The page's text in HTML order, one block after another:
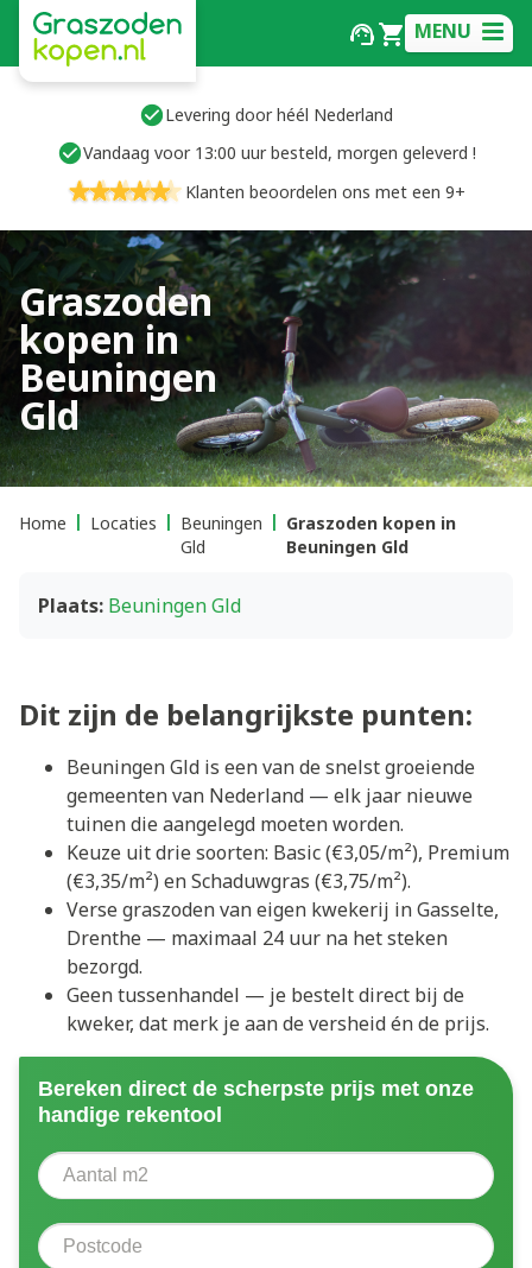
MENU
Levering door héél Nederland
Vandaag voor 13:00 uur besteld, morgen geleverd !
Klanten beoordelen ons met een 9+
Graszoden
kopen in
Beuningen
Gld
Home Locaties
Beuningen
Gld
Graszoden kopen in
Beuningen Gld
Plaats: Beuningen Gld
Dit zijn de belangrijkste punten:
Beuningen Gld is een van de snelst groeiende
gemeenten van Nederland — elk jaar nieuwe
tuinen die aangelegd moeten worden.
Keuze uit drie soorten: Basic (€3,05/m²), Premium
(€3,35/m²) en Schaduwgras (€3,75/m²).
Verse graszoden van eigen kwekerij in Gasselte,
Drenthe — maximaal 24 uur na het steken
bezorgd.
Geen tussenhandel — je bestelt direct bij de
kweker, dat merk je aan de versheid én de prijs.
Bereken direct de scherpste prijs met onze
handige rekentool
Aantal vierkante meter
Postcode